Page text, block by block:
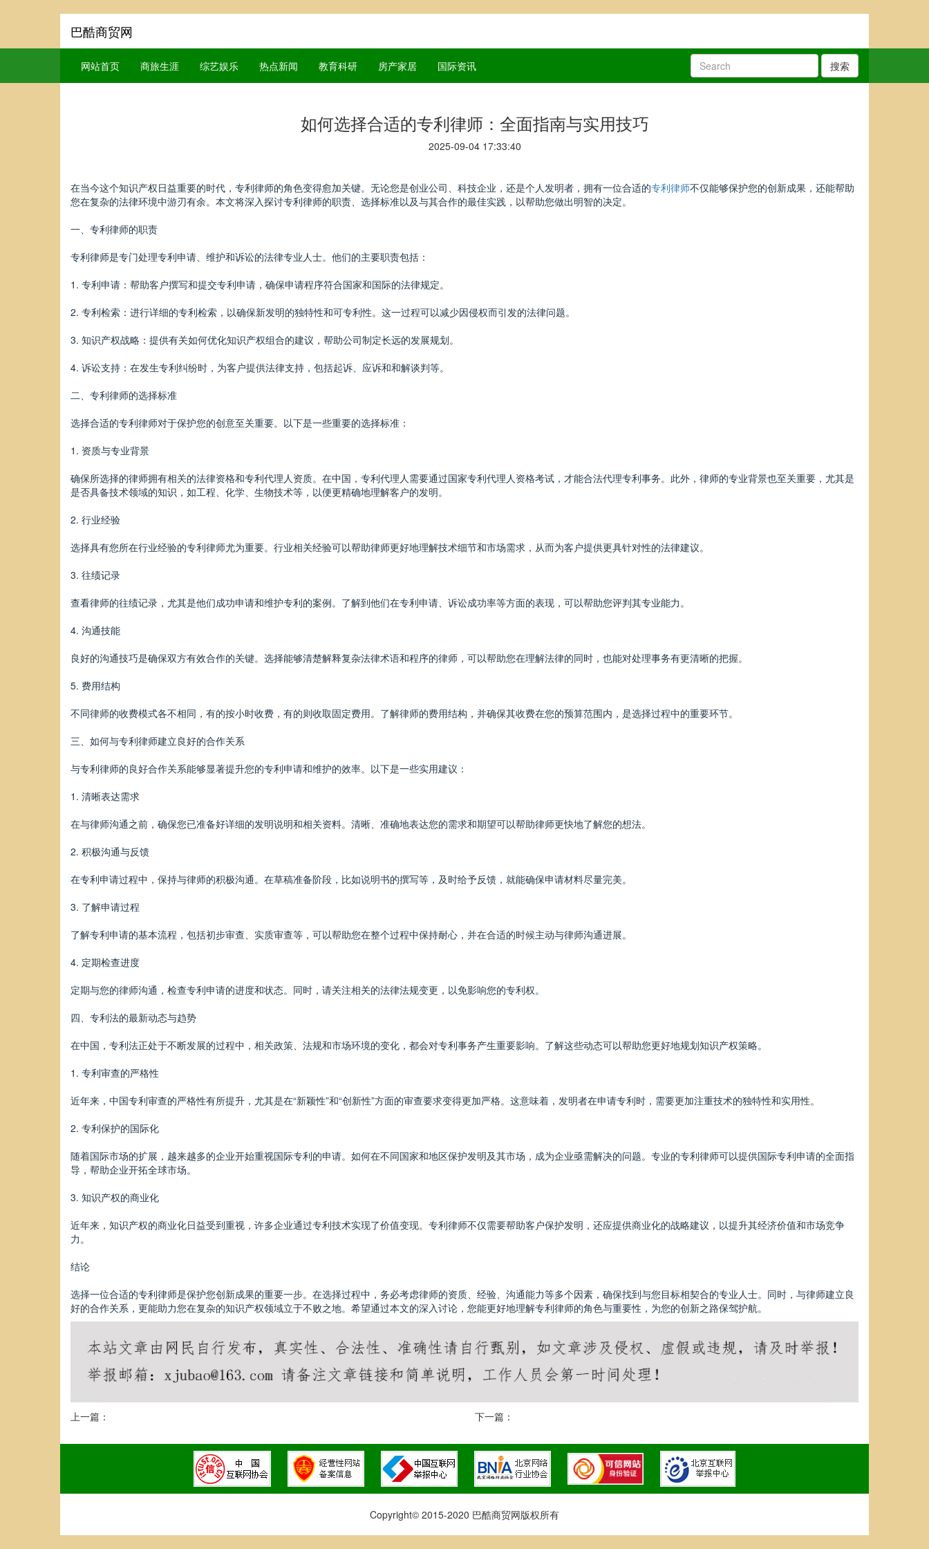
巴酷商贸网
网站首页 商旅生涯 综艺娱乐 热点新闻 教育科研 房产家居 国际资讯 搜索
如何选择合适的专利律师：全面指南与实用技巧
2025-09-04 17:33:40
在当今这个知识产权日益重要的时代，专利律师的角色变得愈加关键。无论您是创业公司、科技企业，还是个人发明者，拥有一位合适的专利律师不仅能够保护您的创新成果，还能帮助
您在复杂的法律环境中游刃有余。本文将深入探讨专利律师的职责、选择标准以及与其合作的最佳实践，以帮助您做出明智的决定。
一、专利律师的职责
专利律师是专门处理专利申请、维护和诉讼的法律专业人士。他们的主要职责包括：
1. 专利申请：帮助客户撰写和提交专利申请，确保申请程序符合国家和国际的法律规定。
2. 专利检索：进行详细的专利检索，以确保新发明的独特性和可专利性。这一过程可以减少因侵权而引发的法律问题。
3. 知识产权战略：提供有关如何优化知识产权组合的建议，帮助公司制定长远的发展规划。
4. 诉讼支持：在发生专利纠纷时，为客户提供法律支持，包括起诉、应诉和和解谈判等。
二、专利律师的选择标准
选择合适的专利律师对于保护您的创意至关重要。以下是一些重要的选择标准：
1. 资质与专业背景
确保所选择的律师拥有相关的法律资格和专利代理人资质。在中国，专利代理人需要通过国家专利代理人资格考试，才能合法代理专利事务。此外，律师的专业背景也至关重要，尤其是
是否具备技术领域的知识，如工程、化学、生物技术等，以便更精确地理解客户的发明。
2. 行业经验
选择具有您所在行业经验的专利律师尤为重要。行业相关经验可以帮助律师更好地理解技术细节和市场需求，从而为客户提供更具针对性的法律建议。
3. 往绩记录
查看律师的往绩记录，尤其是他们成功申请和维护专利的案例。了解到他们在专利申请、诉讼成功率等方面的表现，可以帮助您评判其专业能力。
4. 沟通技能
良好的沟通技巧是确保双方有效合作的关键。选择能够清楚解释复杂法律术语和程序的律师，可以帮助您在理解法律的同时，也能对处理事务有更清晰的把握。
5. 费用结构
不同律师的收费模式各不相同，有的按小时收费，有的则收取固定费用。了解律师的费用结构，并确保其收费在您的预算范围内，是选择过程中的重要环节。
三、如何与专利律师建立良好的合作关系
与专利律师的良好合作关系能够显著提升您的专利申请和维护的效率。以下是一些实用建议：
1. 清晰表达需求
在与律师沟通之前，确保您已准备好详细的发明说明和相关资料。清晰、准确地表达您的需求和期望可以帮助律师更快地了解您的想法。
2. 积极沟通与反馈
在专利申请过程中，保持与律师的积极沟通。在草稿准备阶段，比如说明书的撰写等，及时给予反馈，就能确保申请材料尽量完美。
3. 了解申请过程
了解专利申请的基本流程，包括初步审查、实质审查等，可以帮助您在整个过程中保持耐心，并在合适的时候主动与律师沟通进展。
4. 定期检查进度
定期与您的律师沟通，检查专利申请的进度和状态。同时，请关注相关的法律法规变更，以免影响您的专利权。
四、专利法的最新动态与趋势
在中国，专利法正处于不断发展的过程中，相关政策、法规和市场环境的变化，都会对专利事务产生重要影响。了解这些动态可以帮助您更好地规划知识产权策略。
1. 专利审查的严格性
近年来，中国专利审查的严格性有所提升，尤其是在“新颖性”和“创新性”方面的审查要求变得更加严格。这意味着，发明者在申请专利时，需要更加注重技术的独特性和实用性。
2. 专利保护的国际化
随着国际市场的扩展，越来越多的企业开始重视国际专利的申请。如何在不同国家和地区保护发明及其市场，成为企业亟需解决的问题。专业的专利律师可以提供国际专利申请的全面指
导，帮助企业开拓全球市场。
3. 知识产权的商业化
近年来，知识产权的商业化日益受到重视，许多企业通过专利技术实现了价值变现。专利律师不仅需要帮助客户保护发明，还应提供商业化的战略建议，以提升其经济价值和市场竞争
力。
结论
选择一位合适的专利律师是保护您创新成果的重要一步。在选择过程中，务必考虑律师的资质、经验、沟通能力等多个因素，确保找到与您目标相契合的专业人士。同时，与律师建立良
好的合作关系，更能助力您在复杂的知识产权领域立于不败之地。希望通过本文的深入讨论，您能更好地理解专利律师的角色与重要性，为您的创新之路保驾护航。
上一篇： 下一篇：
Copyright© 2015-2020 巴酷商贸网版权所有